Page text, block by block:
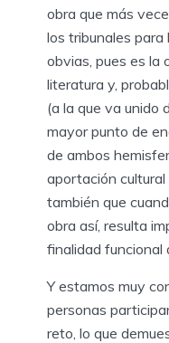
obra que más
los tribunales para
obvias, pues es la
literatura y,
(a la que va unido
mayor punto de
de ambos
aportación cultural
también que
obra así, resulta
finalidad funcional
Y estamos muy
personas
reto, lo que